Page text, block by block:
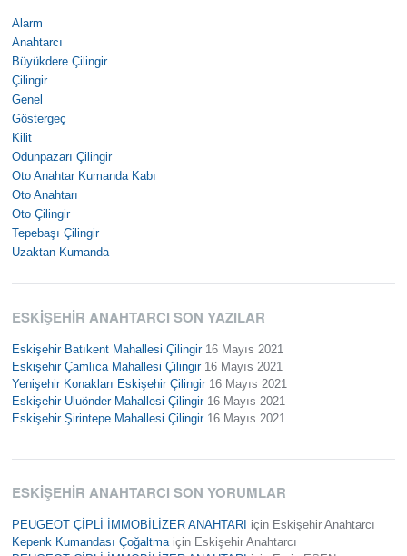
Alarm
Anahtarcı
Büyükdere Çilingir
Çilingir
Genel
Göstergeç
Kilit
Odunpazarı Çilingir
Oto Anahtar Kumanda Kabı
Oto Anahtarı
Oto Çilingir
Tepebaşı Çilingir
Uzaktan Kumanda
ESKIŞEHIR ANAHTARCI SON YAZILAR
Eskişehir Batıkent Mahallesi Çilingir 16 Mayıs 2021
Eskişehir Çamlıca Mahallesi Çilingir 16 Mayıs 2021
Yenişehir Konakları Eskişehir Çilingir 16 Mayıs 2021
Eskişehir Uluönder Mahallesi Çilingir 16 Mayıs 2021
Eskişehir Şirintepe Mahallesi Çilingir 16 Mayıs 2021
ESKIŞEHIR ANAHTARCI SON YORUMLAR
PEUGEOT ÇİPLİ İMMOBİLİZER ANAHTARI için Eskişehir Anahtarcı
Kepenk Kumandası Çoğaltma için Eskişehir Anahtarcı